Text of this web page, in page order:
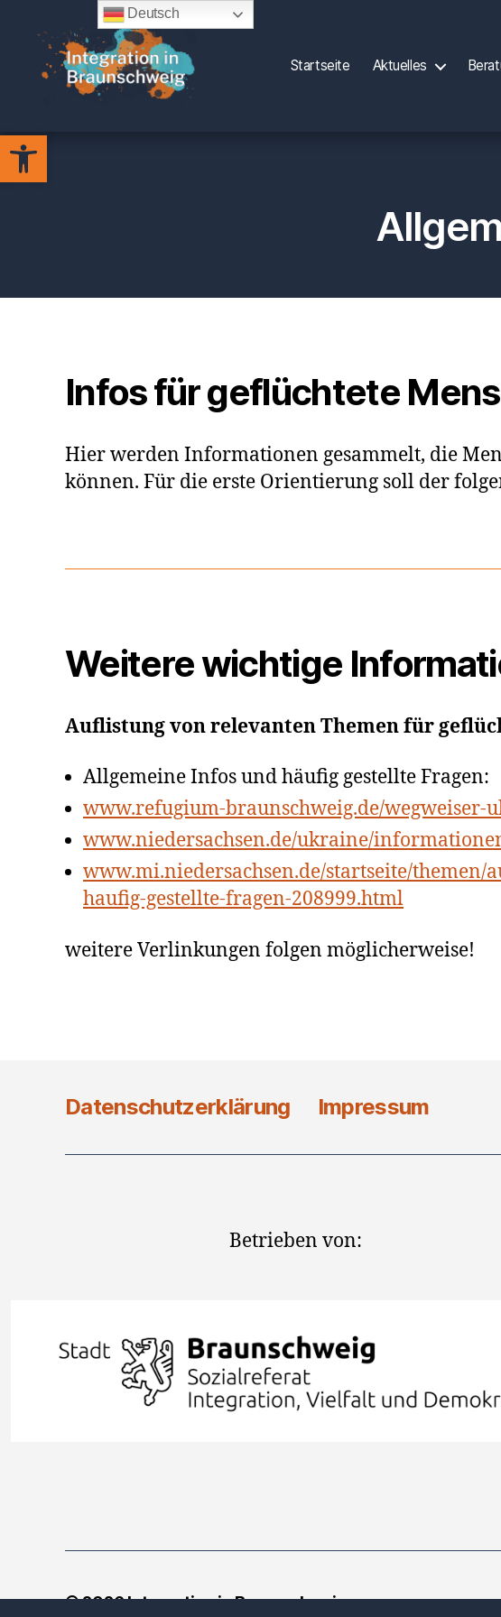
Werkzeugleiste öffnen in
Braunschweig
Startseite Aktuelles
Infos für geflüchtete
Hier werden Informationen gesammelt, die
können. Für die erste Orientierung soll der
Weitere wichtige
Auflistung von relevanten Themen für
Allgemeine Infos und häufig gestellte Fragen:
www.refugium-braunschweig.de/wegweiser-
www.niedersachsen.de/ukraine/
www.mi.niedersachsen.de/startseite/
haufig-gestellte-fragen-208999.html
weitere Verlinkungen folgen möglicherweise!
Datenschutzerklärung Impressum
Betrieben von:
© 2026Integration in Braunschweig
Deutsch